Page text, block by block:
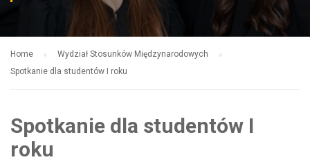
Home
Wydział Stosunków Międzynarodowych
Spotkanie dla studentów I roku
Spotkanie dla studentów I
roku